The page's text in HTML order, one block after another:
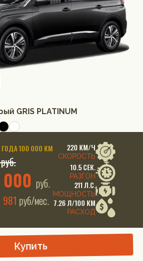
ГОДА 100 000 КМ
руб.
руб/мес.
220 КМ/Ч
СКОРОСТЬ
10.5 СЕК.
РАЗГОН
211 Л.С.
МОЩНОСТЬ
7.26 Л/100 КМ
РАСХОД
GRIS PLATINUM
Купить